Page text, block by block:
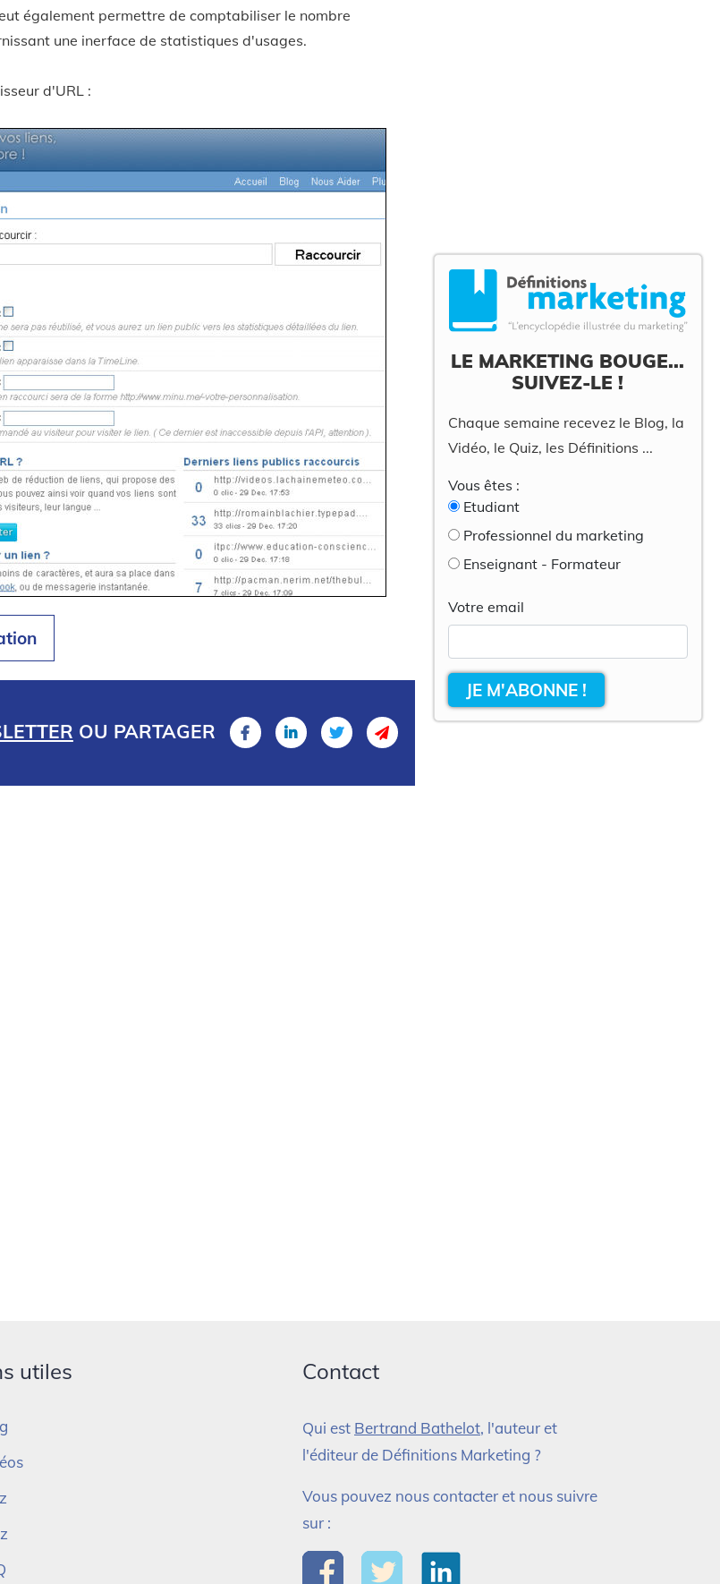
également permettre de comptabiliser le nombre
une inerface de statistiques d'usages.
d'URL :
OU PARTAGER
LE MARKETING BOUGE...
SUIVEZ-LE !
Chaque semaine recevez le Blog, la
Vidéo, le Quiz, les Définitions ...
Vous êtes :
Etudiant
Professionnel du marketing
Enseignant - Formateur
Votre email
utiles Contact
Qui est Bertrand Bathelot, l'auteur et
l'éditeur de Définitions Marketing ?
Vous pouvez nous contacter et nous suivre
sur :